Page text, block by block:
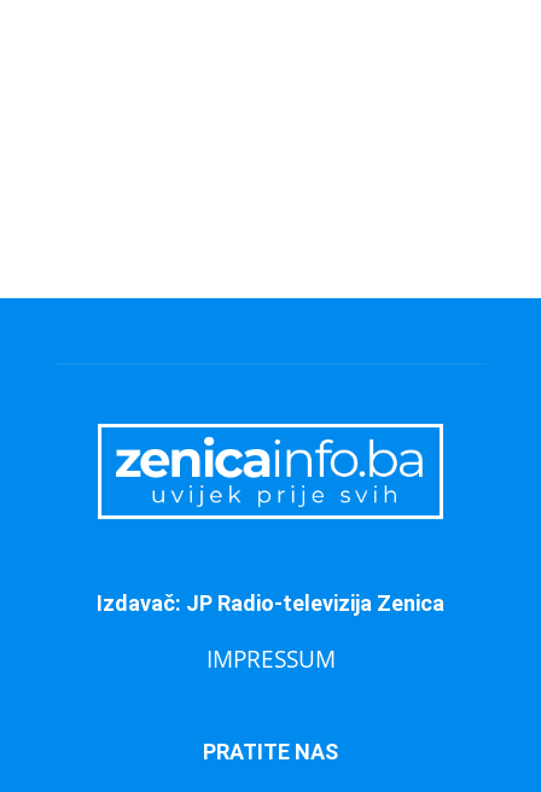
Izdavač: JP Radio-televizija Zenica
IMPRESSUM
PRATITE NAS